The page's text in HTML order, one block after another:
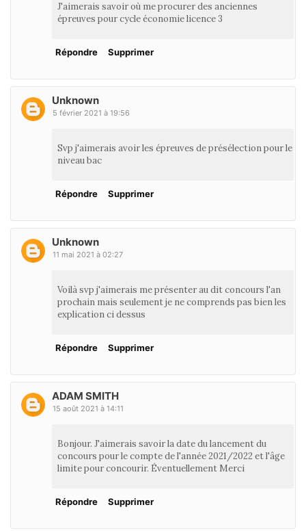
J'aimerais savoir où me procurer des anciennes
épreuves pour cycle économie licence 3
Répondre Supprimer
Unknown
5 février 2021 à 19:56
Svp j'aimerais avoir les épreuves de présélection pour le
niveau bac
Répondre Supprimer
Unknown
11 mai 2021 à 02:27
Voilà svp j'aimerais me présenter au dit concours l'an
prochain mais seulement je ne comprends pas bien les
explication ci dessus
Répondre Supprimer
ADAM SMITH
15 août 2021 à 14:11
Bonjour. J'aimerais savoir la date du lancement du
concours pour le compte de l'année 2021/2022 et l'âge
limite pour concourir. Éventuellement Merci
Répondre Supprimer